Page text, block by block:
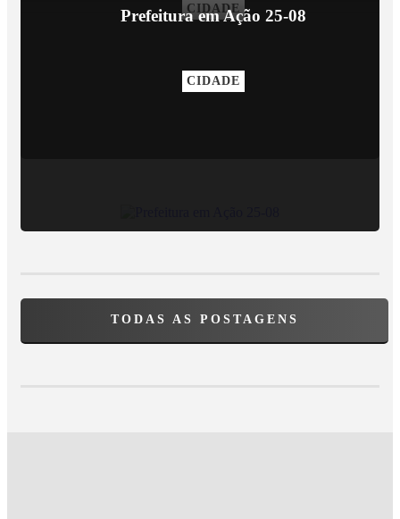
CIDADE
Prefeitura em Ação 25-08
CIDADE
TODAS AS POSTAGENS